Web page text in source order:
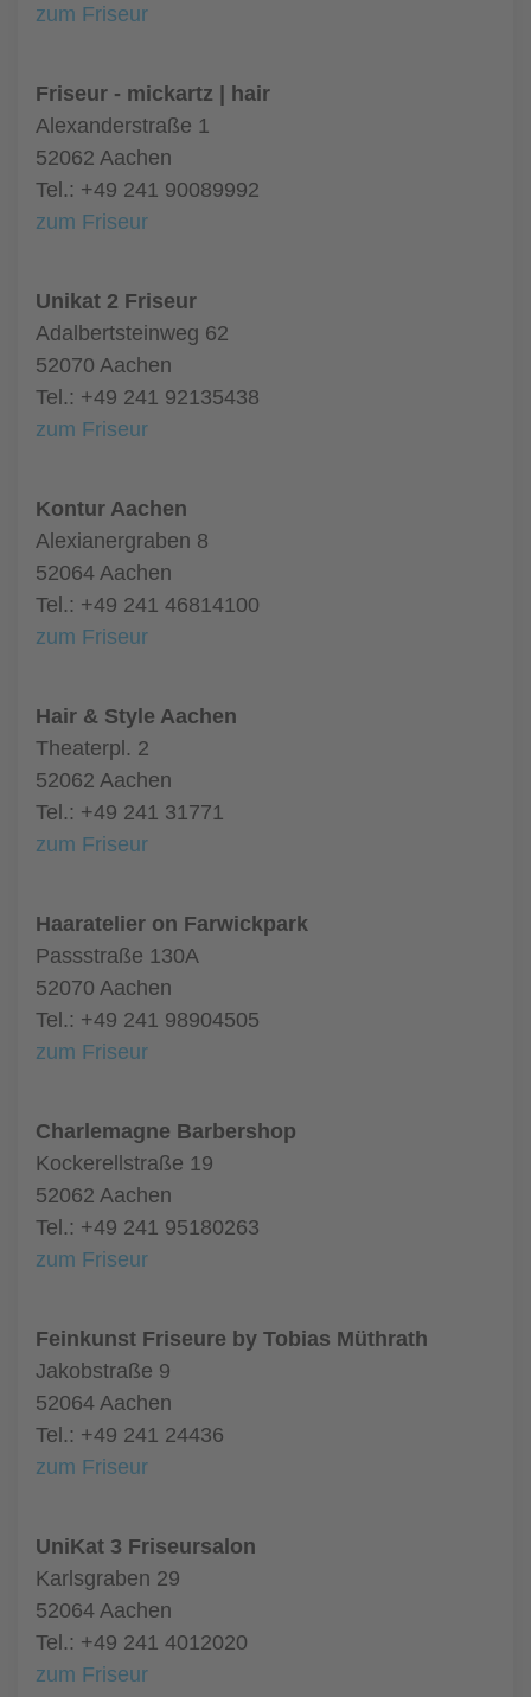
zum Friseur
Friseur - mickartz | hair
Alexanderstraße 1
52062 Aachen
Tel.: +49 241 90089992
zum Friseur
Unikat 2 Friseur
Adalbertsteinweg 62
52070 Aachen
Tel.: +49 241 92135438
zum Friseur
Kontur Aachen
Alexianergraben 8
52064 Aachen
Tel.: +49 241 46814100
zum Friseur
Hair & Style Aachen
Theaterpl. 2
52062 Aachen
Tel.: +49 241 31771
zum Friseur
Haaratelier on Farwickpark
Passstraße 130A
52070 Aachen
Tel.: +49 241 98904505
zum Friseur
Charlemagne Barbershop
Kockerellstraße 19
52062 Aachen
Tel.: +49 241 95180263
zum Friseur
Feinkunst Friseure by Tobias Müthrath
Jakobstraße 9
52064 Aachen
Tel.: +49 241 24436
zum Friseur
UniKat 3 Friseursalon
Karlsgraben 29
52064 Aachen
Tel.: +49 241 4012020
zum Friseur